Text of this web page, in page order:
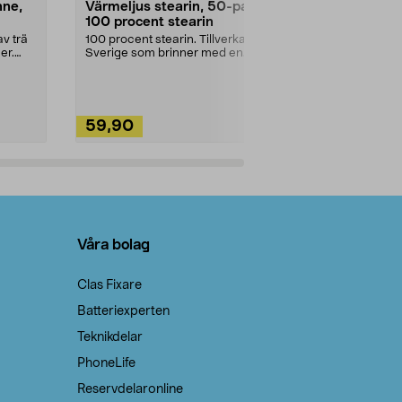
trä
Värmeljus stearin, 50-pack,
100 procent stearin
100 procent stearin. Tillverkade i
Sverige som brinner med en
59,90
Våra bolag
Clas Fixare
Batteriexperten
Teknikdelar
PhoneLife
Reservdelaronline